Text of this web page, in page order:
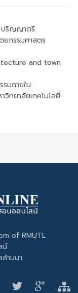
ปริญญาตรี
ยกรรมศาสตร
and town
มภายใน
วิทยาลัยเทคโนโลยี
of RMUTL
น์
านนา